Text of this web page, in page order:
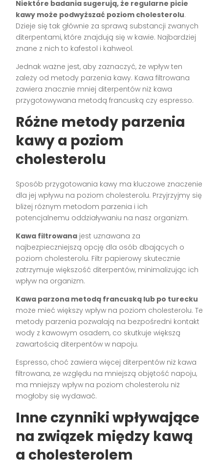
Niektóre badania sugerują, że regularne picie
kawy może podwyższać poziom cholesterolu.
Dzieje się tak głównie za sprawą substancji zwanych
diterpentami, które znajdują się w kawie. Najbardziej
znane z nich to kafestol i kahweol.
Jednak ważne jest, aby zaznaczyć, że wpływ ten
zależy od metody parzenia kawy. Kawa filtrowana
zawiera znacznie mniej diterpentów niż kawa
przygotowywana metodą francuską czy espresso.
Różne metody parzenia
kawy a poziom
cholesterolu
Sposób przygotowania kawy ma kluczowe znaczenie
dla jej wpływu na poziom cholesterolu. Przyjrzyjmy się
bliżej różnym metodom parzenia i ich
potencjalnemu oddziaływaniu na nasz organizm.
Kawa filtrowana jest uznawana za
najbezpieczniejszą opcję dla osób dbających o
poziom cholesterolu. Filtr papierowy skutecznie
zatrzymuje większość diterpentów, minimalizując ich
wpływ na organizm.
Kawa parzona metodą francuską lub po turecku
może mieć większy wpływ na poziom cholesterolu. Te
metody parzenia pozwalają na bezpośredni kontakt
wody z kawowym osadem, co skutkuje większą
zawartością diterpentów w napoju.
Espresso, choć zawiera więcej diterpentów niż kawa
filtrowana, ze względu na mniejszą objętość napoju,
ma mniejszy wpływ na poziom cholesterolu niż
mogłoby się wydawać.
Inne czynniki wpływające
na związek między kawą
a cholesterolem